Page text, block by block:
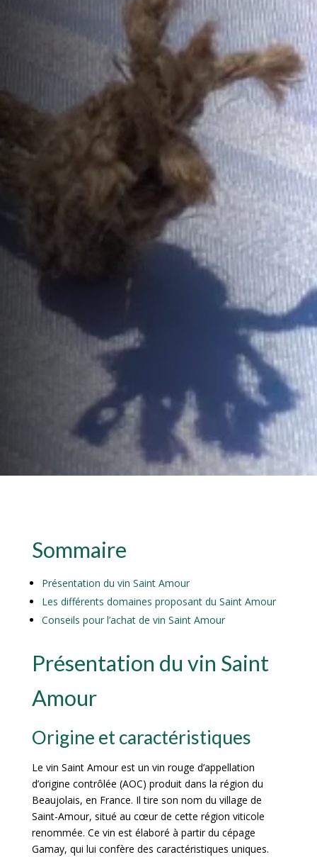
Sommaire
Présentation du vin Saint Amour
Les différents domaines proposant du Saint Amour
Conseils pour l’achat de vin Saint Amour
Présentation du vin Saint
Amour
Origine et caractéristiques
Le vin Saint Amour est un vin rouge d’appellation
d’origine contrôlée (AOC) produit dans la région du
Beaujolais, en France. Il tire son nom du village de
Saint-Amour, situé au cœur de cette région viticole
renommée. Ce vin est élaboré à partir du cépage
Gamay, qui lui confère des caractéristiques uniques.